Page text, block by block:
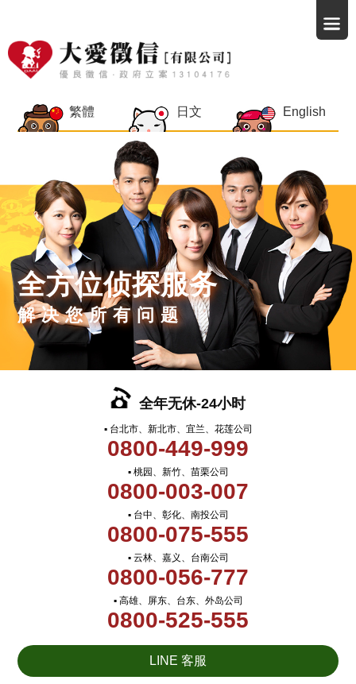
繁體 日文 English
全方位侦探服务
解决您所有问题
全年无休-24小时
▪ 台北市、新北市、宜兰、花莲公司
0800-449-999
▪ 桃园、新竹、苗栗公司
0800-003-007
▪ 台中、彰化、南投公司
0800-075-555
▪ 云林、嘉义、台南公司
0800-056-777
▪ 高雄、屏东、台东、外岛公司
0800-525-555
LINE 客服